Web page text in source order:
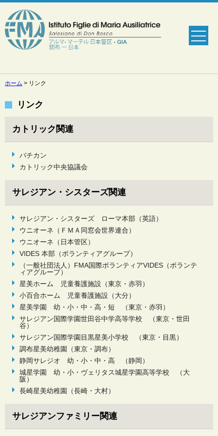
ホーム > リンク
リンク
カトリック関連
バチカン
カトリック中央協議会
サレジアン・シスターズ関連
サレジアン・シスターズ ローマ本部（英語）
ウニオーネ（ＦＭＡ同窓会世界連合）
ウニオーネ（日本管区）
VIDES 本部（ボランティアグループ）
（一般社団法人）FMA国際ボランティアVIDES（ボランテ
ィアグループ）
星美ホーム 児童養護施設（東京・赤羽）
小百合ホーム 児童養護施設（大分）
星美学園 幼・小・中・高・短 （東京・赤羽）
サレジアン国際学園世田谷中学高等学校 （東京・世田
谷）
サレジアン国際学園目黒星美小学校 （東京・目黒）
調布星美幼稚園（東京・調布）
静岡サレジオ 幼・小・中・高 （静岡）
城星学園 幼・小・ヴェリタス城星学園高等学校 （大
阪）
長崎星美幼稚園（長崎・大村）
サレジアンファミリー関連